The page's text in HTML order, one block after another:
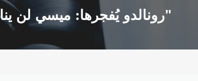
رونالدو يُفجرها: ميسي لن ينافس على "الكرة الذهبية"